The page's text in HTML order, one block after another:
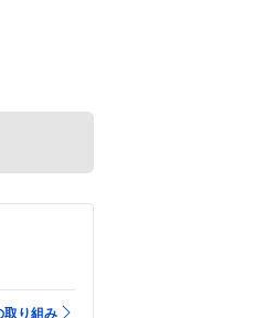
取り組み